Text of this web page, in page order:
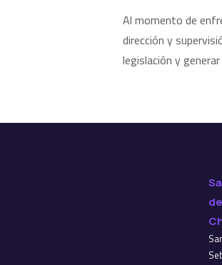
Al momento de
dirección y
legislación y
de